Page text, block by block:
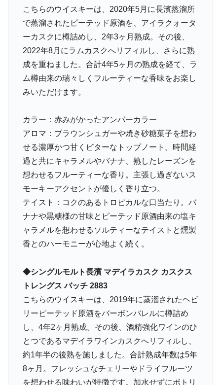
こちらのウイスキーは、2020年5月に長濱蒸溜所
で蒸溜されたピーテッド原酒を、アイラクォータ
ーカスクに樽詰めし、2年3ヶ月熟成。その後、
2022年8月にラムカスクへリフィルし、さらに熟
成を重ねました。合計4年5ヶ月の熟成を経て、ラ
ム樽由来の瑞々しくフルーティーな香味をお楽し
みいただけます。
カラー：赤みがかったアンバーカラー
アロマ：ブラウンシュガーや焼き砂糖菓子を想わ
せる濃厚かつ甘くビターなトップノート。時間経
過と共にキャラメルやバナナ、熟したレーズンを
想わせるフルーティーな香り。主張し過ぎないス
モーキーアクセントが優しく香り立つ。
テイスト：コクのあるトロピカルな口当たり。バ
ナナや黒糖様の甘味とピーテッド原酒由来の塩キ
ャラメルを想わせるソルティーなテイストと燻製
香とのハーモニーが心地よく続く。
◆シングルモルト長濱 マデイラカスク カスクス
トレングス バッチ 2883
こちらのウイスキーは、2019年に蒸溜されたヘビ
リーピーテッド原酒をバーボンバレルに樽詰め
し、4年2ヶ月熟成。その後、酒精強化ワインのひ
とつであるマデイラワインカスクへリフィルし、
約1年半の後熟を施しました。合計熟成年数は5年
8ヶ月。フレッシュなチェリーやドライフルーツ
を想わせる味わいが特徴です。加水せずにボトリ